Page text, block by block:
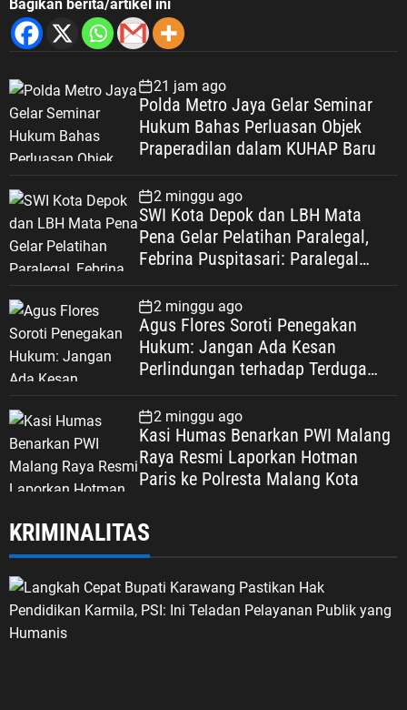
Bagikan berita/artikel ini
21 jam ago
Polda Metro Jaya Gelar Seminar
Hukum Bahas Perluasan Objek
Praperadilan dalam KUHAP Baru
2 minggu ago
SWI Kota Depok dan LBH Mata
Pena Gelar Pelatihan Paralegal,
Febrina Puspitasari: Paralegal
Keadilan Warga Depok
2 minggu ago
Agus Flores Soroti Penegakan
Hukum: Jangan Ada Kesan
Perlindungan terhadap Terduga
Dipertaruhkan
2 minggu ago
Kasi Humas Benarkan PWI Malang
Raya Resmi Laporkan Hotman
Paris ke Polresta Malang Kota
KRIMINALITAS